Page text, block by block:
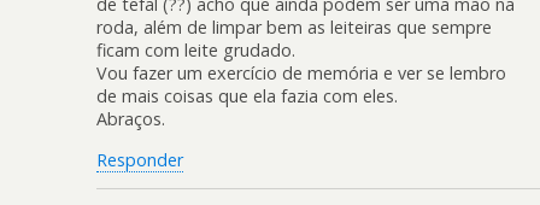
roda, além de limpar bem as leiteiras que sempre
ficam com leite grudado.
Vou fazer um exercício de memória e ver se lembro
de mais coisas que ela fazia com eles.
Abraços.
Responder